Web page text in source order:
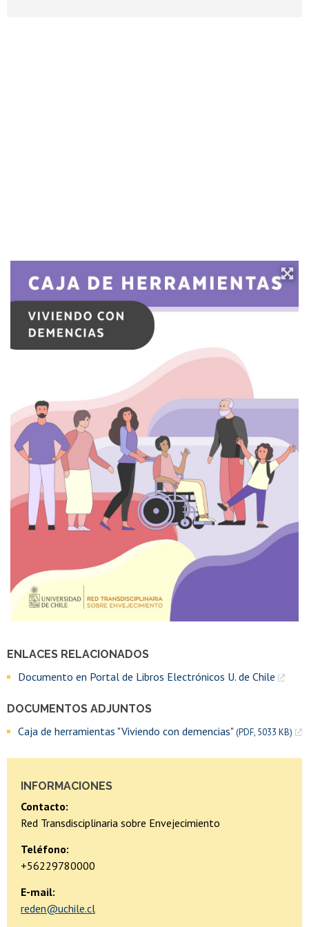
ENLACES RELACIONADOS
Documento en Portal de Libros Electrónicos U. de Chile
DOCUMENTOS ADJUNTOS
Caja de herramientas "Viviendo con demencias"(PDF, 5033 KB)
INFORMACIONES
Contacto:
Red Transdisciplinaria sobre Envejecimiento
Teléfono:
+56229780000
E-mail:
reden@uchile.cl